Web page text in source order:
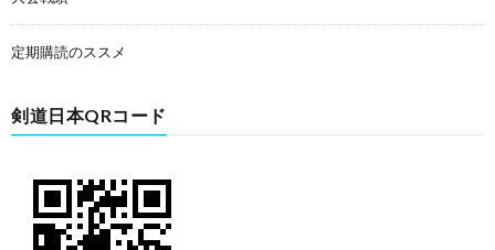
定期購読のススメ
剣道日本QRコード